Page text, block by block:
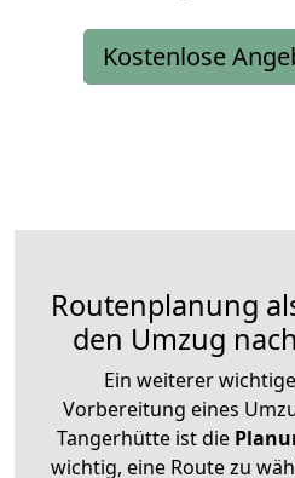
Kostenlose
Routenplanung
den Umzug
Ein weiterer
Vorbereitung eines
Tangerhütte ist die
wichtig, eine Route zu